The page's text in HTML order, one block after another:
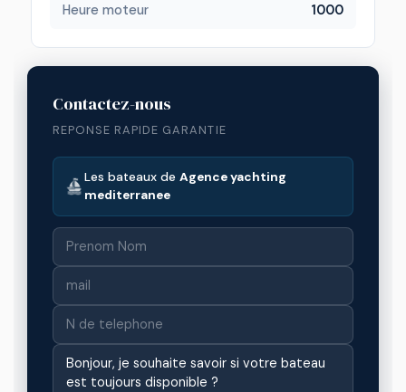
Heure moteur 1000
Contactez-nous
REPONSE RAPIDE GARANTIE
Les bateaux de Agence yachting
mediterranee